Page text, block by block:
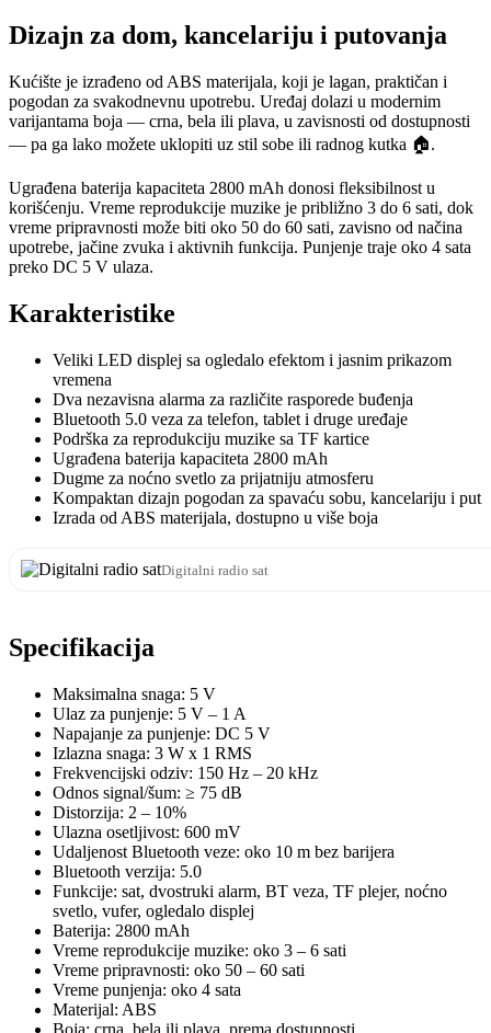
Dizajn za dom, kancelariju i putovanja
Kućište je izrađeno od ABS materijala, koji je lagan, praktičan i
pogodan za svakodnevnu upotrebu. Uređaj dolazi u modernim
varijantama boja — crna, bela ili plava, u zavisnosti od dostupnosti
— pa ga lako možete uklopiti uz stil sobe ili radnog kutka 🏠.
Ugrađena baterija kapaciteta 2800 mAh donosi fleksibilnost u
korišćenju. Vreme reprodukcije muzike je približno 3 do 6 sati, dok
vreme pripravnosti može biti oko 50 do 60 sati, zavisno od načina
upotrebe, jačine zvuka i aktivnih funkcija. Punjenje traje oko 4 sata
preko DC 5 V ulaza.
Karakteristike
Veliki LED displej sa ogledalo efektom i jasnim prikazom
vremena
Dva nezavisna alarma za različite rasporede buđenja
Bluetooth 5.0 veza za telefon, tablet i druge uređaje
Podrška za reprodukciju muzike sa TF kartice
Ugrađena baterija kapaciteta 2800 mAh
Dugme za noćno svetlo za prijatniju atmosferu
Kompaktan dizajn pogodan za spavaću sobu, kancelariju i put
Izrada od ABS materijala, dostupno u više boja
Digitalni radio sat
Specifikacija
Maksimalna snaga: 5 V
Ulaz za punjenje: 5 V – 1 A
Napajanje za punjenje: DC 5 V
Izlazna snaga: 3 W x 1 RMS
Frekvencijski odziv: 150 Hz – 20 kHz
Odnos signal/šum: ≥ 75 dB
Distorzija: 2 – 10%
Ulazna osetljivost: 600 mV
Udaljenost Bluetooth veze: oko 10 m bez barijera
Bluetooth verzija: 5.0
Funkcije: sat, dvostruki alarm, BT veza, TF plejer, noćno
svetlo, vufer, ogledalo displej
Baterija: 2800 mAh
Vreme reprodukcije muzike: oko 3 – 6 sati
Vreme pripravnosti: oko 50 – 60 sati
Vreme punjenja: oko 4 sata
Materijal: ABS
Boja: crna, bela ili plava, prema dostupnosti